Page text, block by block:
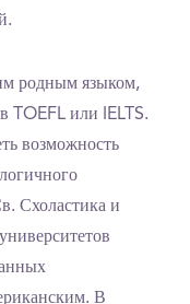
родным языком,
TOEFL или IELTS.
возможность
Схоластика и
В